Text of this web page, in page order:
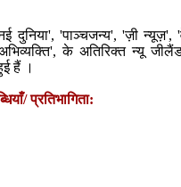
'पाञ्चजन्य', 'ज़ी न्यूज़',
के अतिरिक्त न्यू
हैं ।
प्रतिभागिता: